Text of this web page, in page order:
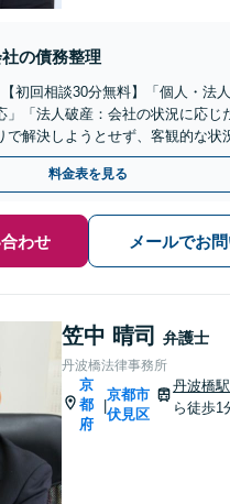
の債務整理
【初回相談30分無料】「個人・法
」「法人破産：会社の状況に応じ
で解決しようとせず、客観的な状
談ください【休日・夜間相談可】
料金表を見る
わせ メールでお
笠中 晴司 弁護士
丹波橋法律事務所
京
都
府
|
京都市
伏見区
丹波橋
ら徒歩1